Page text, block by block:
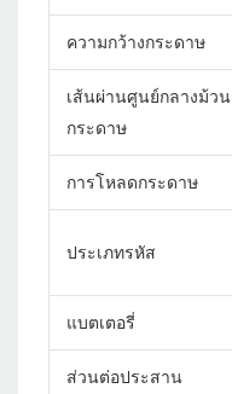
ความกว้างกระดาษ
เส้นผ่านศูนย์กลางม้วน
กระดาษ
การโหลดกระดาษ
ประเภทรหัส
แบตเตอรี่
ส่วนต่อประสาน